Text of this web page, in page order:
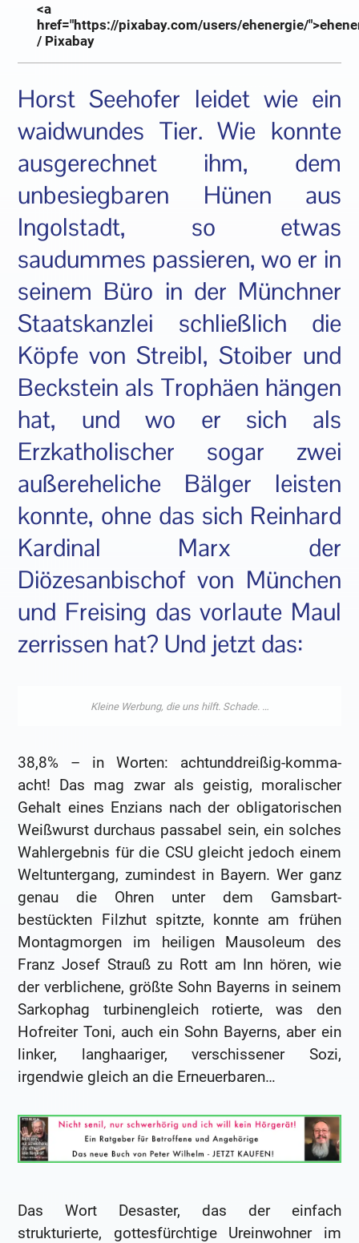
<a
href="https://pixabay.com/users/ehenergie/
/ Pixabay
Horst Seehofer leidet wie ein
waidwundes Tier. Wie konnte
ausgerechnet ihm, dem
unbesiegbaren Hünen aus
Ingolstadt, so etwas
saudummes passieren, wo er in
seinem Büro in der Münchner
Staatskanzlei schließlich die
Köpfe von Streibl, Stoiber und
Beckstein als Trophäen hängen
hat, und wo er sich als
Erzkatholischer sogar zwei
außereheliche Bälger leisten
konnte, ohne das sich Reinhard
Kardinal Marx der
Diözesanbischof von München
und Freising das vorlaute Maul
zerrissen hat? Und jetzt das:
38,8% – in Worten: achtunddreißig-komma-
acht! Das mag zwar als geistig, moralischer
Gehalt eines Enzians nach der obligatorischen
Weißwurst durchaus passabel sein, ein solches
Wahlergebnis für die CSU gleicht jedoch einem
Weltuntergang, zumindest in Bayern. Wer ganz
genau die Ohren unter dem Gamsbart-
bestückten Filzhut spitzte, konnte am frühen
Montagmorgen im heiligen Mausoleum des
Franz Josef Strauß zu Rott am Inn hören, wie
der verblichene, größte Sohn Bayerns in seinem
Sarkophag turbinengleich rotierte, was den
Hofreiter Toni, auch ein Sohn Bayerns, aber ein
linker, langhaariger, verschissener Sozi,
irgendwie gleich an die Erneuerbaren…
Das Wort Desaster, das der einfach
strukturierte, gottesfürchtige Ureinwohner im